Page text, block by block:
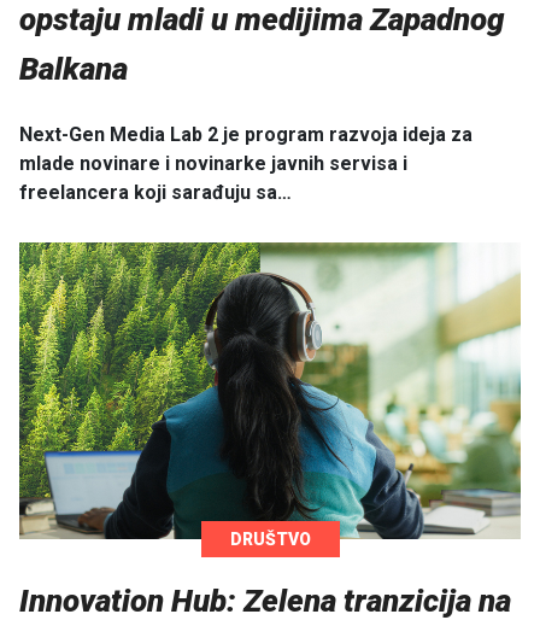
opstaju mladi u medijima Zapadnog
Balkana
Next-Gen Media Lab 2 je program razvoja ideja za
mlade novinare i novinarke javnih servisa i
freelancera koji sarađuju sa…
DRUŠTVO
Innovation Hub: Zelena tranzicija na